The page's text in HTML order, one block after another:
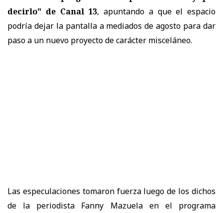
decirlo" de Canal 13, apuntando a que el espacio
podría dejar la pantalla a mediados de agosto para dar
paso a un nuevo proyecto de carácter misceláneo.
Las especulaciones tomaron fuerza luego de los dichos
de la periodista Fanny Mazuela en el programa